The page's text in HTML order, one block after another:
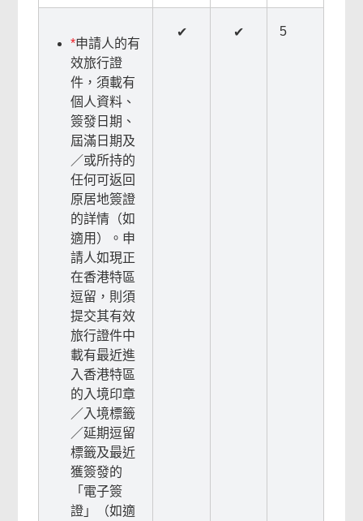
*申請人的有
效旅行證
件，須載有
個人資料、
簽發日期、
屆滿日期及
／或所持的
任何可返回
原居地簽證
的詳情（如
適用）。申
請人如現正
在香港特區
逗留，則須
提交其有效
旅行證件中
載有最近進
入香港特區
的入境印章
／入境標籤
／延期逗留
標籤及最近
獲簽發的
「電子簽
證」（如適
✔ ✔ 5